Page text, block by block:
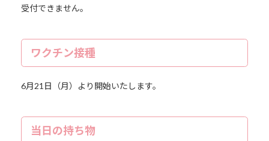
受付できません。
ワクチン接種
6月21日（月）より開始いたします。
当日の持ち物